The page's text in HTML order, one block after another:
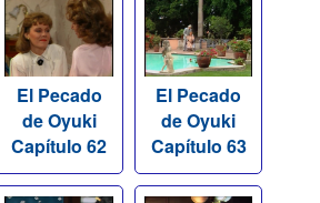
El Pecado
de Oyuki
Capítulo 62
El Pecado
de Oyuki
Capítulo 63